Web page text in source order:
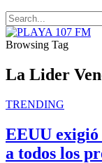
Browsing Tag
La Lider
TRENDING
EEUU
a todos los